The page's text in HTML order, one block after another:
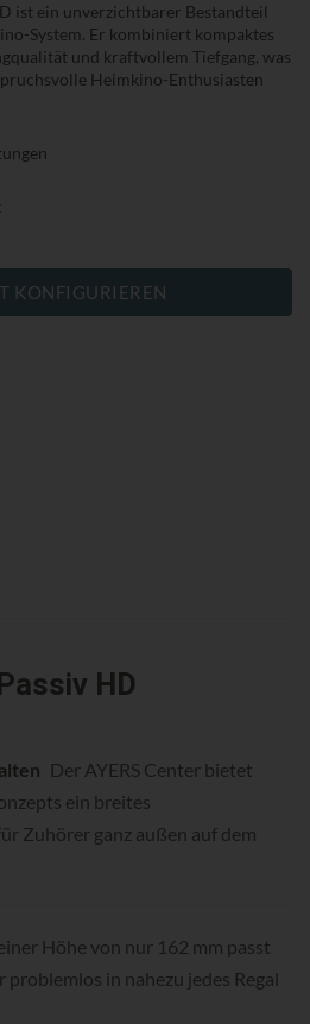
ist ein unverzichtbarer Bestandteil
System. Er kombiniert kompaktes
und kraftvollem Tiefgang, was
Heimkino-Enthusiasten
KONFIGURIEREN
HD
Der AYERS Center bietet
ein breites
Zuhörer ganz außen auf dem
Höhe von nur 162 mm passt
in nahezu jedes Regal